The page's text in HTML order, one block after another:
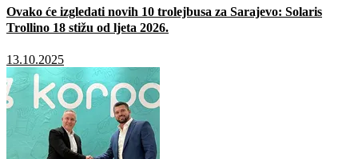
Ovako će izgledati novih 10 trolejbusa za Sarajevo: Solaris
Trollino 18 stižu od ljeta 2026.
13.10.2025